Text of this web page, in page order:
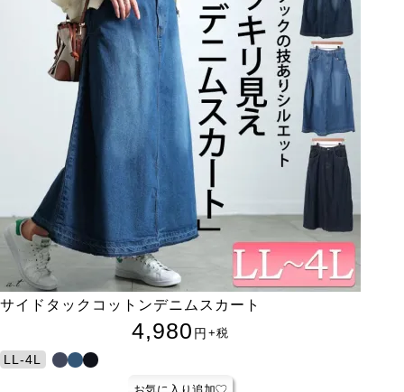
サイドタックコットンデニムスカート
4,980 円 +税
LL-4L